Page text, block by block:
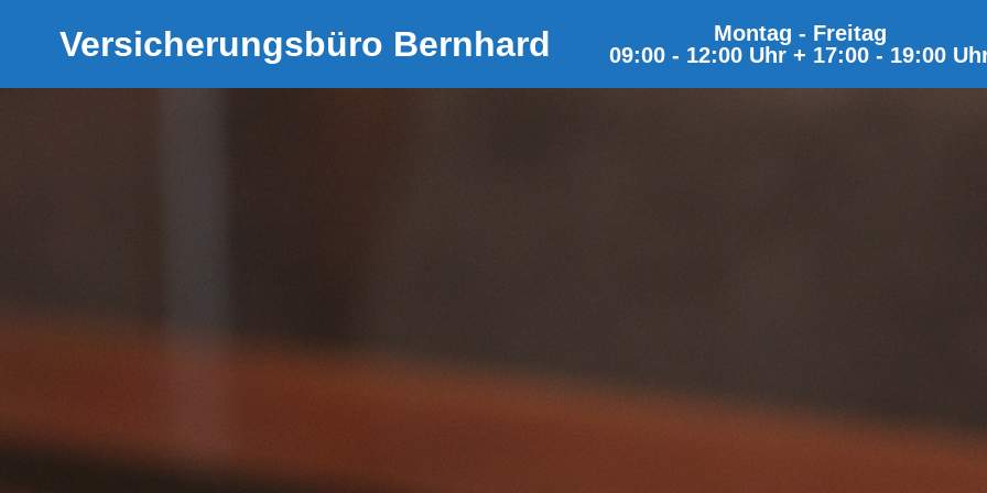
Versicherungsbüro Bernhard
Montag - Freitag
09:00 - 12:00 Uhr + 17:00 - 19:00